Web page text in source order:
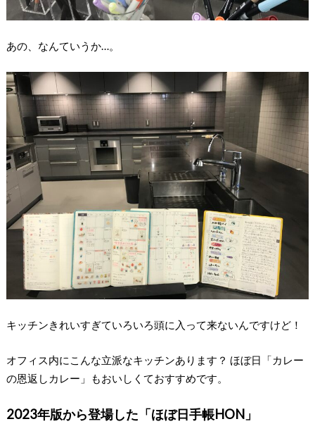
あの、なんていうか…。
キッチンきれいすぎていろいろ頭に入って来ないんですけど！
オフィス内にこんな立派なキッチンあります？ ほぼ日「カレー
の恩返しカレー」もおいしくておすすめです。
2023年版から登場した「ほぼ日手帳HON」